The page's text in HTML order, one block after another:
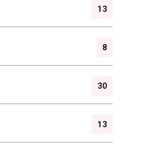
13
8
30
13